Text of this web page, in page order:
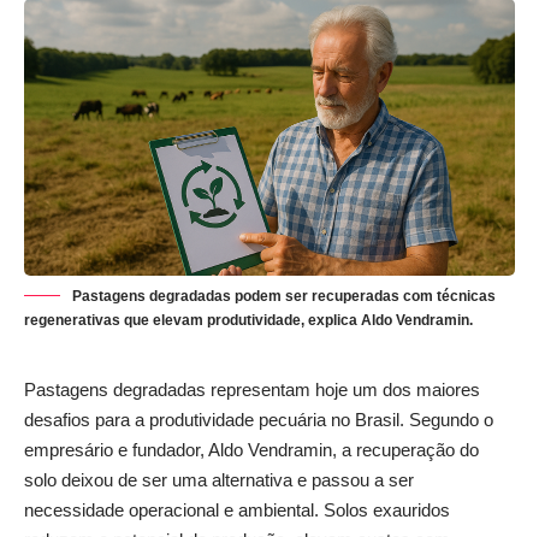
Pastagens degradadas podem ser recuperadas com técnicas
regenerativas que elevam produtividade, explica Aldo Vendramin.
Pastagens degradadas representam hoje um dos maiores
desafios para a produtividade pecuária no Brasil. Segundo o
empresário e fundador, Aldo Vendramin, a recuperação do
solo deixou de ser uma alternativa e passou a ser
necessidade operacional e ambiental. Solos exauridos